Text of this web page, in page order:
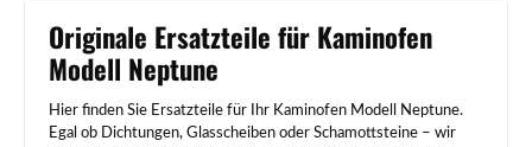
Originale Ersatzteile für Kaminofen
Modell Neptune
Hier finden Sie Ersatzteile für Ihr Kaminofen Modell Neptune.
Egal ob Dichtungen, Glasscheiben oder Schamottsteine – wir